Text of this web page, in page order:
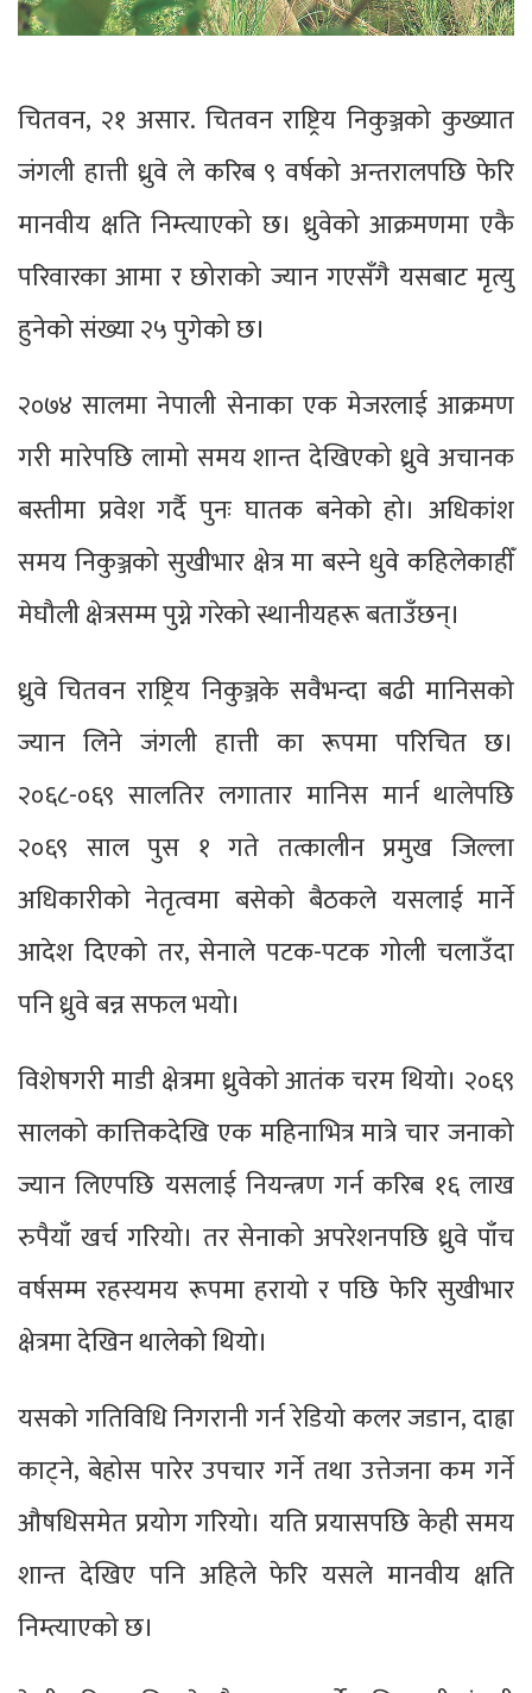
चितवन, २१ असार. चितवन राष्ट्रिय निकुञ्जको कुख्यात
जंगली हात्ती ध्रुवे ले करिब ९ वर्षको अन्तरालपछि फेरि
मानवीय क्षति निम्त्याएको छ। ध्रुवेको आक्रमणमा एकै
परिवारका आमा र छोराको ज्यान गएसँगै यसबाट मृत्यु
हुनेको संख्या २५ पुगेको छ।
२०७४ सालमा नेपाली सेनाका एक मेजरलाई आक्रमण
गरी मारेपछि लामो समय शान्त देखिएको ध्रुवे अचानक
बस्तीमा प्रवेश गर्दै पुनः घातक बनेको हो। अधिकांश
समय निकुञ्जको सुखीभार क्षेत्र मा बस्ने धुवे कहिलेकाहीँ
मेघौली क्षेत्रसम्म पुग्ने गरेको स्थानीयहरू बताउँछन्।
ध्रुवे चितवन राष्ट्रिय निकुञ्जके सवैभन्दा बढी मानिसको
ज्यान लिने जंगली हात्ती का रूपमा परिचित छ।
२०६८-०६९ सालतिर लगातार मानिस मार्न थालेपछि
२०६९ साल पुस १ गते तत्कालीन प्रमुख जिल्ला
अधिकारीको नेतृत्वमा बसेको बैठकले यसलाई मार्ने
आदेश दिएको तर, सेनाले पटक-पटक गोली चलाउँदा
पनि ध्रुवे बन्न सफल भयो।
विशेषगरी माडी क्षेत्रमा ध्रुवेको आतंक चरम थियो। २०६९
सालको कात्तिकदेखि एक महिनाभित्र मात्रे चार जनाको
ज्यान लिएपछि यसलाई नियन्त्रण गर्न करिब १६ लाख
रुपैयाँ खर्च गरियो। तर सेनाको अपरेशनपछि ध्रुवे पाँच
वर्षसम्म रहस्यमय रूपमा हरायो र पछि फेरि सुखीभार
क्षेत्रमा देखिन थालेको थियो।
यसको गतिविधि निगरानी गर्न रेडियो कलर जडान, दाह्रा
काट्‌ने, बेहोस पारेर उपचार गर्ने तथा उत्तेजना कम गर्ने
औषधिसमेत प्रयोग गरियो। यति प्रयासपछि केही समय
शान्त देखिए पनि अहिले फेरि यसले मानवीय क्षति
निम्त्याएको छ।